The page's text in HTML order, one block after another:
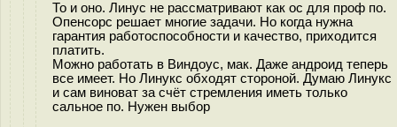
То и оно. Линус не рассматривают как ос для проф по.
Опенсорс решает многие задачи. Но когда нужна
гарантия работоспособности и качество, приходится
платить.
Можно работать в Виндоус, мак. Даже андроид теперь
все имеет. Но Линукс обходят стороной. Думаю Линукс
и сам виноват за счёт стремления иметь только
сальное по. Нужен выбор